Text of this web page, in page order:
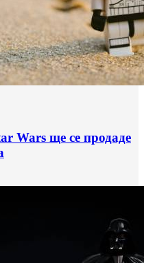
Wars ще се продаде